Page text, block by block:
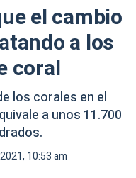
el cambio
a los
coral
los corales en el
a unos 11.700
10:53 am